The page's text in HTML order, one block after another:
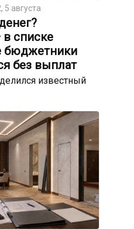
5 августа
в списке
бюджетники
без выплат
известный